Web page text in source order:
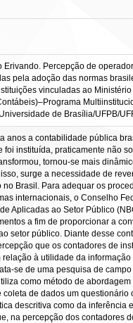
Erivando. Percepção de
pela adoção das normas
vinculadas ao
de Brasília/UFPB/
anos a contabilidade pública
foi instituída, praticamente não
tornou-se mais
surge a necessidade de
Brasil. Para adequar os
internacionais, o Conselho
Aplicadas ao Setor Público
a fim de proporcionar a
setor público. Diante desse
que os contadores de
relação à utilidade da
se de uma pesquisa de
como método de
coleta de dados um
descritiva como da inferência
na percepção dos contadores